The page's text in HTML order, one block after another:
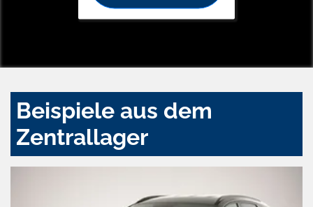
Beispiele aus dem
Zentrallager